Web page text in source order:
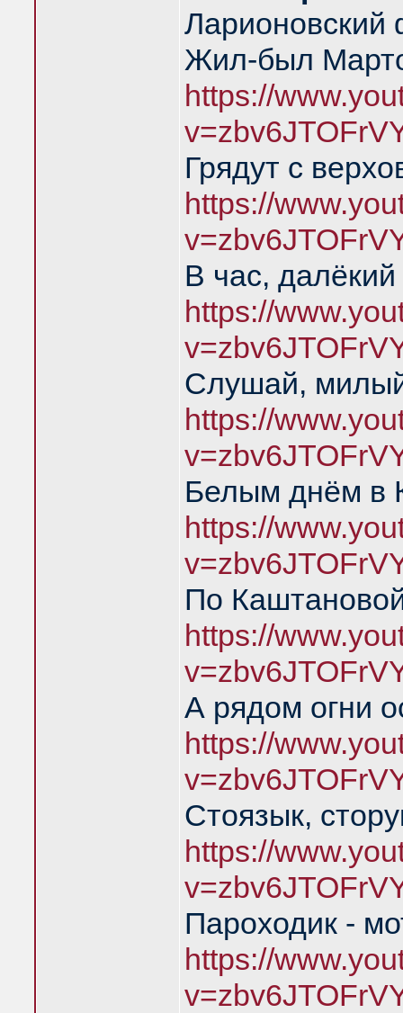
Ларионовский
Жил-был
https://
Грядут с
https://
В час, далёкий
https://
Слушай,
https://
Белым днём в
https://
По
https://
А рядом огни
https://
Стоязык,
https://
Пароходик -
https://